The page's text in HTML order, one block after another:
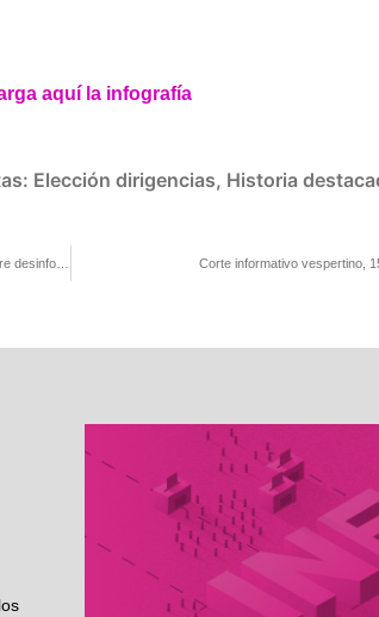
aquí la infografía
Elección dirigencias, Historia
Corte informativo vespertino,